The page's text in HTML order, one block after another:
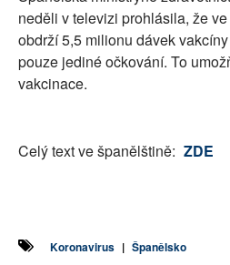
neděli v televizi prohlásila, že
obdrží 5,5 milionu dávek
pouze jediné očkování. To
vakcinace.
Celý text ve španělštině: ZDE
Koronavirus | Španělsko